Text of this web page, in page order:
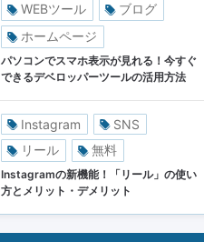
WEBツール
ブログ
ホームページ
パソコンでスマホ表示が見れる！今すぐ
できるデベロッパーツールの活用方法
Instagram
SNS
リール
無料
Instagramの新機能！「リール」の使い
方とメリット・デメリット